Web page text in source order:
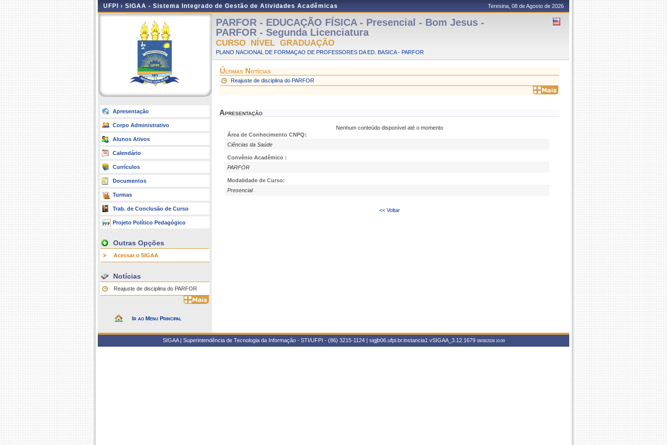
UFPI › SIGAA - Sistema Integrado de Gestão de Atividades Acadêmicas Teresina, 08 de Agosto de 2026
Apresentação
Corpo Administrativo
Alunos Ativos
Calendário
Currículos
Documentos
Turmas
Trab. de Conclusão de Curso
Projeto Político Pedagógico
Outras Opções
Acessar o SIGAA
Notícias
Reajuste de disciplina do PARFOR
Ir ao Menu Principal
PARFOR - EDUCAÇÃO FÍSICA - Presencial - Bom Jesus -
PARFOR - Segunda Licenciatura
CURSO NÍVEL GRADUAÇÃO
PLANO NACIONAL DE FORMAÇAO DE PROFESSORES DA ED. BASICA - PARFOR
Últimas Notícias
Reajuste de disciplina do PARFOR
Apresentação
Nenhum conteúdo disponível até o momento
Área de Conhecimento CNPQ:
Ciências da Saúde
Convênio Acadêmico :
PARFOR
Modalidade de Curso:
Presencial
<< Voltar
SIGAA | Superintendência de Tecnologia da Informação - STI/UFPI - (86) 3215-1124 | sigjb06.ufpi.br.instancia1 vSIGAA_3.12.1679 08/08/2026 10:09